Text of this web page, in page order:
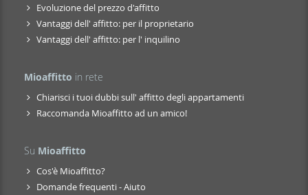
Evoluzione del prezzo d'affitto
Vantaggi dell' affitto: per il proprietario
Vantaggi dell' affitto: per l' inquilino
Mioaffitto in rete
Chiarisci i tuoi dubbi sull' affitto degli appartamenti
Raccomanda Mioaffitto ad un amico!
Su Mioaffitto
Cos'è Mioaffitto?
Domande frequenti - Aiuto